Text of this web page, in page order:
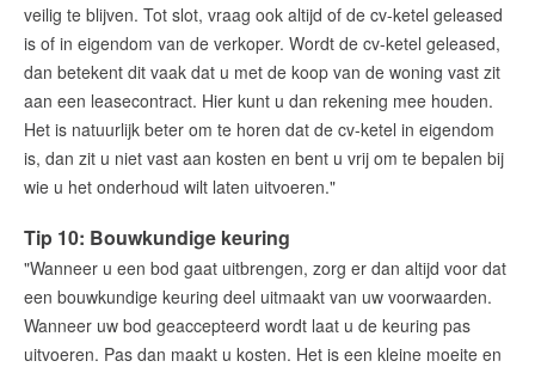
veilig te blijven. Tot slot, vraag ook altijd of de cv-ketel geleased
is of in eigendom van de verkoper. Wordt de cv-ketel geleased,
dan betekent dit vaak dat u met de koop van de woning vast zit
aan een leasecontract. Hier kunt u dan rekening mee houden.
Het is natuurlijk beter om te horen dat de cv-ketel in eigendom
is, dan zit u niet vast aan kosten en bent u vrij om te bepalen bij
wie u het onderhoud wilt laten uitvoeren."
Tip 10: Bouwkundige keuring
"Wanneer u een bod gaat uitbrengen, zorg er dan altijd voor dat
een bouwkundige keuring deel uitmaakt van uw voorwaarden.
Wanneer uw bod geaccepteerd wordt laat u de keuring pas
uitvoeren. Pas dan maakt u kosten. Het is een kleine moeite en